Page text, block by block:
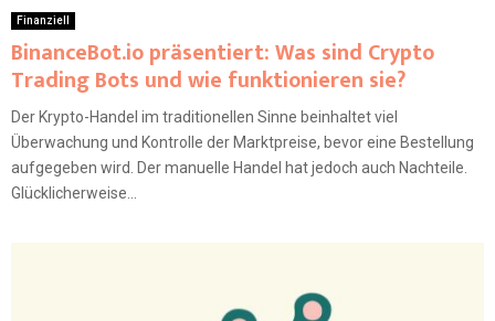
Finanziell
BinanceBot.io präsentiert: Was sind Crypto
Trading Bots und wie funktionieren sie?
Der Krypto-Handel im traditionellen Sinne beinhaltet viel
Überwachung und Kontrolle der Marktpreise, bevor eine Bestellung
aufgegeben wird. Der manuelle Handel hat jedoch auch Nachteile.
Glücklicherweise...